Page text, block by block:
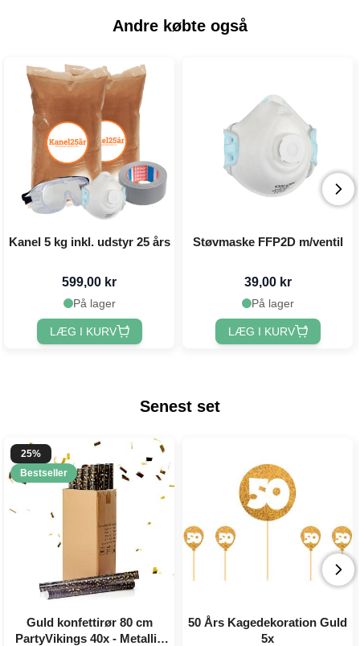
Andre købte også
Kanel 5 kg inkl. udstyr 25 års
599,00 kr
På lager
LÆG I KURV
Støvmaske FFP2D m/ventil
39,00 kr
På lager
LÆG I KURV
Senest set
25%
Bestseller
Guld konfettirør 80 cm
PartyVikings 40x - Metallic
50 Års Kagedekoration Guld
5x